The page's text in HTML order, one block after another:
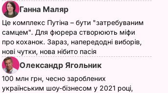
Ганна Маляр
Це комплекс Путіна – бути "затребуваним
самцем". Для фюрера створюють міфи
про коханок. Зараз, напередодні виборів,
нові чутки, нова нібито пасія
Олександр Ягольник
100 млн грн, чесно зароблених
українським шоу-бізнесом у 2021 році,